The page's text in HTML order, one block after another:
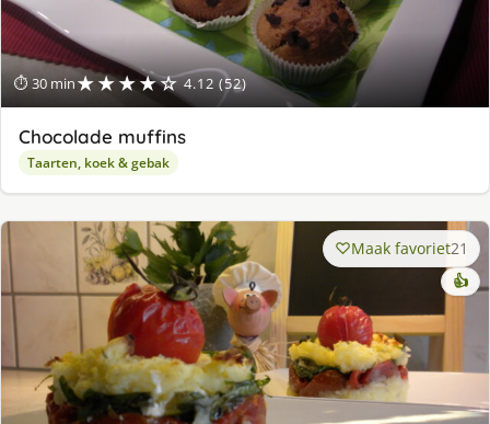
⏱ 30 min★★★★☆ 4.12 (52)
Chocolade muffins
Taarten, koek & gebak
Maak favoriet21
👍